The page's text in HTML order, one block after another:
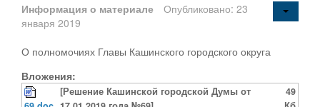
Информация о материале
Опубликовано: 23
января 2019
О полномочиях Главы Кашинского городского округа
Вложения:
[Решение Кашинской городской Думы от
49